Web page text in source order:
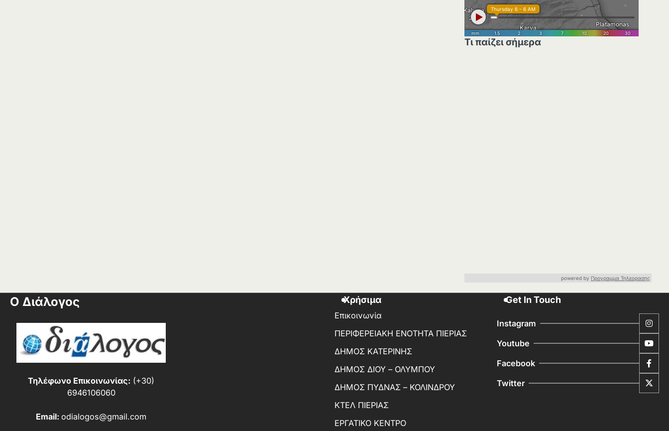
Τι παίζει σήμερα
powered by Προγραμμα Τηλεορασης
Ο Διάλογος
Τηλέφωνο Επικοινωνίας: (+30)
6946106060
Email: odialogos@gmail.com
Χρήσιμα
Επικοινωνία
ΠΕΡΙΦΕΡΕΙΑΚΗ ΕΝΟΤΗΤΑ ΠΙΕΡΙΑΣ
ΔΗΜΟΣ ΚΑΤΕΡΙΝΗΣ
ΔΗΜΟΣ ΔΙΟΥ – ΟΛΥΜΠΟΥ
ΔΗΜΟΣ ΠΥΔΝΑΣ – ΚΟΛΙΝΔΡΟΥ
ΚΤΕΛ ΠΙΕΡΙΑΣ
ΕΡΓΑΤΙΚΟ ΚΕΝΤΡΟ
Get In Touch
Instagram
Youtube
Facebook
Twitter